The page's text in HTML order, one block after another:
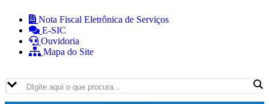
content
Nota Fiscal Eletrônica de Serviços
E-SIC
Ouvidoria
Mapa do Site